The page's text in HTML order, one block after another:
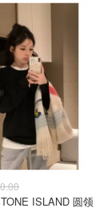
大学位列第
ISLAND 圆领